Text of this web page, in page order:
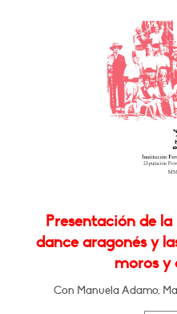
Presentación de
dance aragonés y
moros y
Con Manuela Adamo,